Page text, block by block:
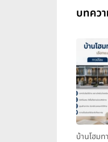
บทคว
บ้านโฮมท